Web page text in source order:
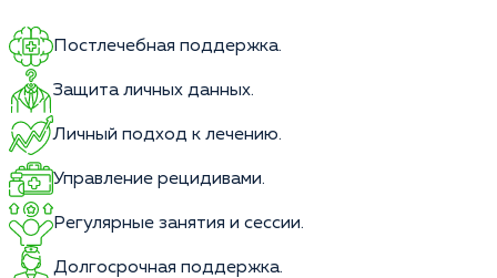
Постлечебная поддержка.
Защита личных данных.
Личный подход к лечению.
Управление рецидивами.
Регулярные занятия и сессии.
Долгосрочная поддержка.